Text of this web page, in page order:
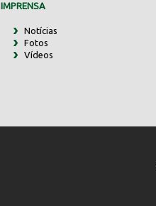
IMPRENSA
Notícias
Fotos
Vídeos